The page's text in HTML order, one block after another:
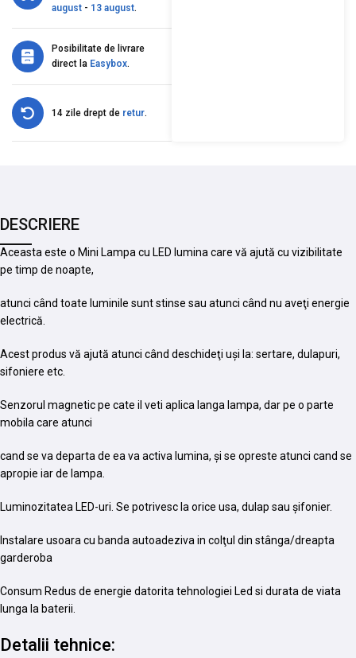
august - 13 august.
Posibilitate de livrare
direct la Easybox.
14 zile drept de retur.
DESCRIERE
Aceasta este o Mini Lampa cu LED lumina care vă ajută cu vizibilitate
pe timp de noapte,
atunci când toate luminile sunt stinse sau atunci când nu aveţi energie
electrică.
Acest produs vă ajută atunci când deschideţi uşi la: sertare, dulapuri,
sifoniere etc.
Senzorul magnetic pe cate il veti aplica langa lampa, dar pe o parte
mobila care atunci
cand se va departa de ea va activa lumina, şi se opreste atunci cand se
apropie iar de lampa.
Luminozitatea LED-uri. Se potrivesc la orice usa, dulap sau șifonier.
Instalare usoara cu banda autoadeziva in colţul din stânga/dreapta
garderoba
Consum Redus de energie datorita tehnologiei Led si durata de viata
lunga la baterii.
Detalii tehnice: